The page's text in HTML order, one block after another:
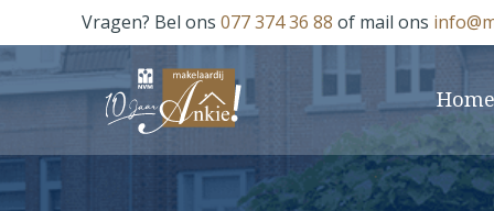
Vragen? Bel ons077 374 36 88 of mail ons
Home